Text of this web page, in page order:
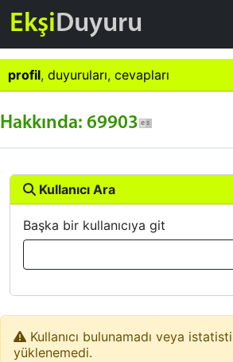
EkşiDuyuru
profil, duyuruları, cevapları
Hakkında: 69903
Kullanıcı Ara
Başka bir kullanıcıya git
Kullanıcı bulunamadı veya
yüklenemedi.